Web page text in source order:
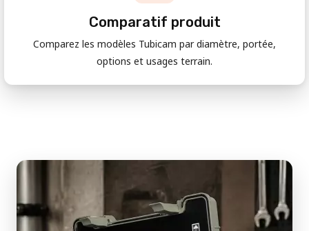
Comparatif produit
Comparez les modèles Tubicam par diamètre, portée,
options et usages terrain.